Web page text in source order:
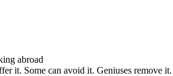
abroad
it. Some can avoid it. Geniuses remove it.